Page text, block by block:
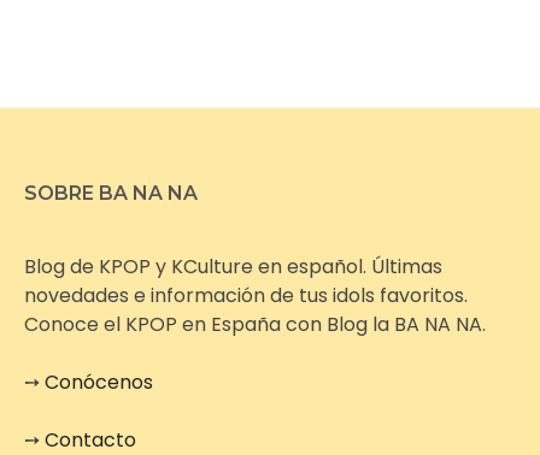
SOBRE BA NA NA
Blog de KPOP y KCulture en español. Últimas
novedades e información de tus idols favoritos.
Conoce el KPOP en España con Blog la BA NA NA.
➙Conócenos
➙Contacto